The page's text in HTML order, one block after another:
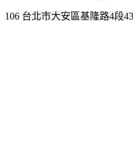
106 台北市大安區基隆路4段